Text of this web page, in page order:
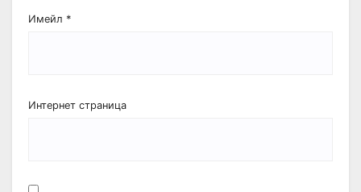
Имейл *
Интернет страница